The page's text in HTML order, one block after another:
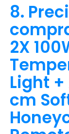
8.
2X
Light +
cm